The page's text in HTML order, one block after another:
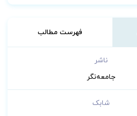
فهرست مطالب
ناشر
جامعه‌نگر
شابک